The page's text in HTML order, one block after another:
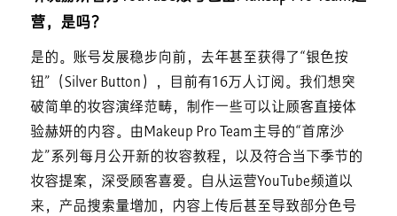
营，是吗？
是的。账号发展稳步向前，去年甚至获得了“银色按
钮”（Silver Button），目前有16万人订阅。我们想突
破简单的妆容演绎范畴，制作一些可以让顾客直接体
验赫妍的内容。由Makeup Pro Team主导的“首席沙
龙”系列每月公开新的妆容教程，以及符合当下季节的
妆容提案，深受顾客喜爱。自从运营YouTube频道以
来，产品搜索量增加，内容上传后甚至导致部分色号